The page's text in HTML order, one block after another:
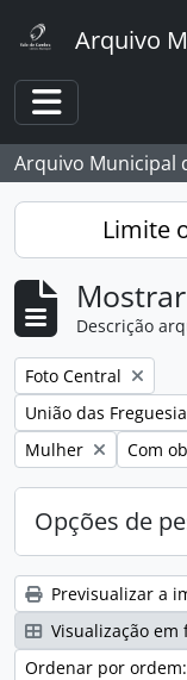
Arquivo
Toggle
Arquivo Municipal
Limite
Descrição
Remover filtro:
Foto Central
Remover filtro:
Remover filtro:
Mulher Com
Opções de
Previsualizar a
Visualização em
Ordenar por